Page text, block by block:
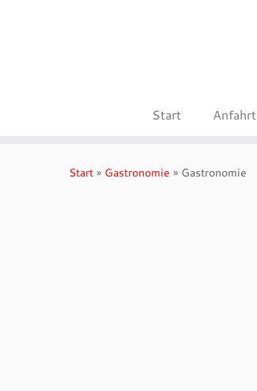
Start Anfahrt
Start » Gastronomie » Gastronomie